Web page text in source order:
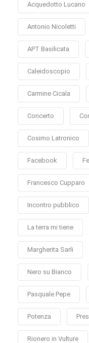
Acquedotto Lucano
Antonio Nicoletti
APT Basilicata
Caleidoscopio
Carmine Cicala
Concerto
Cosimo Latronico
Facebook
Francesco Cupparo
Incontro pubblico
La terra mi tiene
Margherita Sarli
Nero su Bianco
Pasquale Pepe
Potenza
Rionero in Vulture